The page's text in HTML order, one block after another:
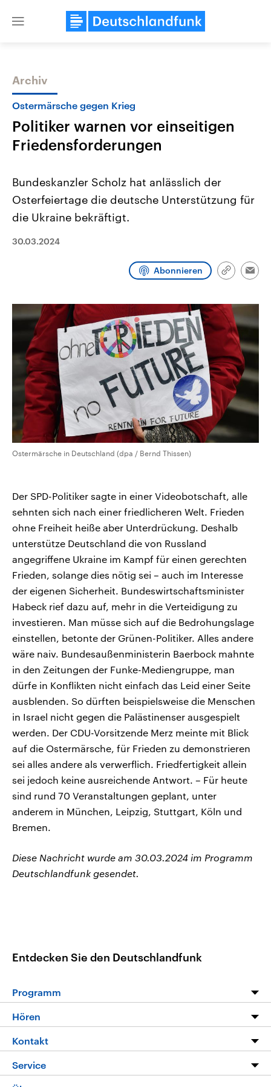
Close
Themen
Landtagswahl Sachsen-Anhalt
2026
Sachsen-Anhalt wählt am 6.
Bundesland von einer Koalition aus
und Hintergründe zu den Parteien
und Kandidaten der anstehenden
Wahl.
den mächtigsten Ländern
mit großem Einfluss auf
aktuelle Weltgeschehen.
Sendungen Programm Podcasts
Audio-Archiv
Archiv
Ostermärsche gegen Krieg
Politiker warnen vor einseitigen
Friedensforderungen
Bundeskanzler Scholz hat anlässlich der
Osterfeiertage die deutsche Unterstützung für
die Ukraine bekräftigt.
30.03.2024
Abonnieren
Link
Ostermärsche in Deutschland (dpa / Bernd Thissen)
Der SPD-Politiker sagte in einer Videobotschaft, alle
sehnten sich nach einer friedlicheren Welt. Frieden
ohne Freiheit heiße aber Unterdrückung. Deshalb
unterstütze Deutschland die von Russland
angegriffene Ukraine im Kampf für einen gerechten
Frieden, solange dies nötig sei – auch im Interesse
der eigenen Sicherheit. Bundeswirtschaftsminister
Habeck rief dazu auf, mehr in die Verteidigung zu
investieren. Man müsse sich auf die Bedrohungslage
einstellen, betonte der Grünen-Politiker. Alles andere
wäre naiv. Bundesaußenministerin Baerbock mahnte
in den Zeitungen der Funke-Mediengruppe, man
dürfe in Konflikten nicht einfach das Leid einer Seite
ausblenden. So dürften beispielsweise die Menschen
in Israel nicht gegen die Palästinenser ausgespielt
werden. Der CDU-Vorsitzende Merz meinte mit Blick
auf die Ostermärsche, für Frieden zu demonstrieren
sei alles andere als verwerflich. Friedfertigkeit allein
sei jedoch keine ausreichende Antwort. – Für heute
sind rund 70 Veranstaltungen geplant, unter
anderem in München, Leipzig, Stuttgart, Köln und
Bremen.
Diese Nachricht wurde am 30.03.2024 im Programm
Deutschlandfunk gesendet.
Entdecken Sie den Deutschlandfunk
Programm
Programm
Die Nachrichten
Nachrichtenleicht
Hören
Livestream
Podcasts
Kontakt
Hörerservice
Service